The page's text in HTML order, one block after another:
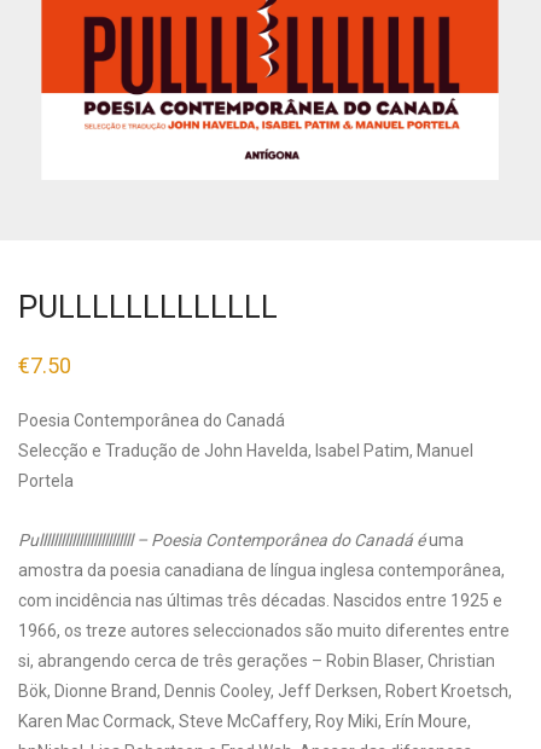
PULLLLLLLLLLLLL
€7.50
Poesia Contemporânea do Canadá
Selecção e Tradução de John Havelda, Isabel Patim, Manuel
Portela
Pullllllllllllllllllllllllll – Poesia Contemporânea do Canadá éuma
amostra da poesia canadiana de língua inglesa contemporânea,
com incidência nas últimas três décadas. Nascidos entre 1925 e
1966, os treze autores seleccionados são muito diferentes entre
si, abrangendo cerca de três gerações – Robin Blaser, Christian
Bök, Dionne Brand, Dennis Cooley, Jeff Derksen, Robert Kroetsch,
Karen Mac Cormack, Steve McCaffery, Roy Miki, Erín Moure,